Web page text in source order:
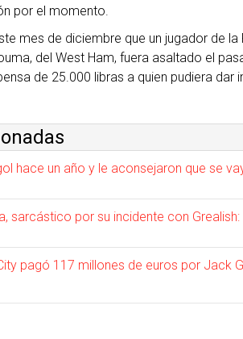
por el momento.
mes de diciembre que un jugador de
del West Ham, fuera asaltado el
de 25.000 libras a quien pudiera dar
hace un año y le aconsejaron que se
sarcástico por su incidente con
pagó 117 millones de euros por Jack